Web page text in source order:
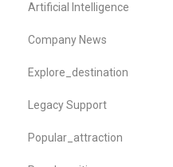
Artificial Intelligence
Company News
Explore_destination
Legacy Support
Popular_attraction